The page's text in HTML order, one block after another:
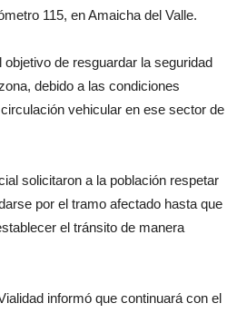
115, en Amaicha del Valle.
de resguardar la seguridad
debido a las condiciones
vehicular en ese sector de
solicitaron a la población respetar
por el tramo afectado hasta que
el tránsito de manera
informó que continuará con el